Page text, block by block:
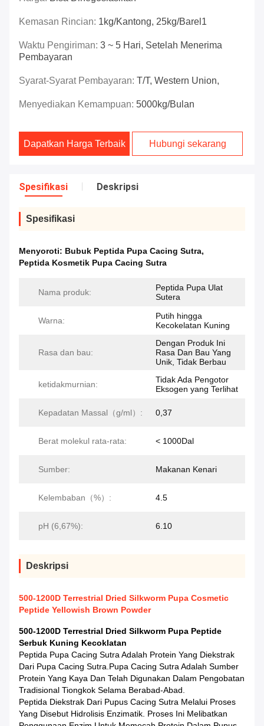
Kemasan Rincian: 1kg/kantong, 25kg/barel1
Waktu Pengiriman: 3 ~ 5 Hari, Setelah Menerima
Pembayaran
Syarat-Syarat Pembayaran: T/T, Western Union,
Menyediakan Kemampuan: 5000kg/Bulan
Dapatkan Harga Terbaik Hubungi sekarang
Spesifikasi Deskripsi
Spesifikasi
Menyoroti: Bubuk Peptida Pupa Cacing Sutra,
Peptida Kosmetik Pupa Cacing Sutra
Nama produk:
Peptida Pupa Ulat
Sutera
Warna:
Putih hingga
Kecokelatan Kuning
Rasa dan bau:
Dengan Produk Ini
Rasa Dan Bau Yang
Unik, Tidak Berbau
ketidakmurnian:
Tidak Ada Pengotor
Eksogen yang Terlihat
Kepadatan Massal（g/ml）: 0,37
Berat molekul rata-rata: < 1000Dal
Sumber: Makanan Kenari
Kelembaban（%）: 4.5
pH (6,67%): 6.10
Deskripsi
500-1200D Terrestrial Dried Silkworm Pupa Cosmetic
Peptide Yellowish Brown Powder
500-1200D Terrestrial Dried Silkworm Pupa Peptide
Serbuk Kuning Kecoklatan
Peptida Pupa Cacing Sutra Adalah Protein Yang Diekstrak
Dari Pupa Cacing Sutra.Pupa Cacing Sutra Adalah Sumber
Protein Yang Kaya Dan Telah Digunakan Dalam Pengobatan
Tradisional Tiongkok Selama Berabad-Abad.
Peptida Diekstrak Dari Pupus Cacing Sutra Melalui Proses
Yang Disebut Hidrolisis Enzimatik. Proses Ini Melibatkan